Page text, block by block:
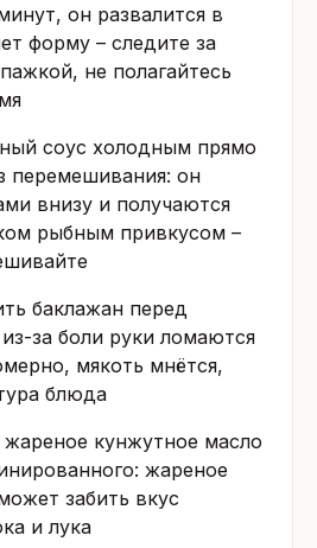
он развалится в
форму – следите за
не полагайтесь
соус холодным прямо
перемешивания: он
внизу и получаются
рыбным привкусом –
баклажан перед
за боли руки ломаются
мякоть мнётся,
блюда
жареное кунжутное масло
жареное
забить вкус
и лука